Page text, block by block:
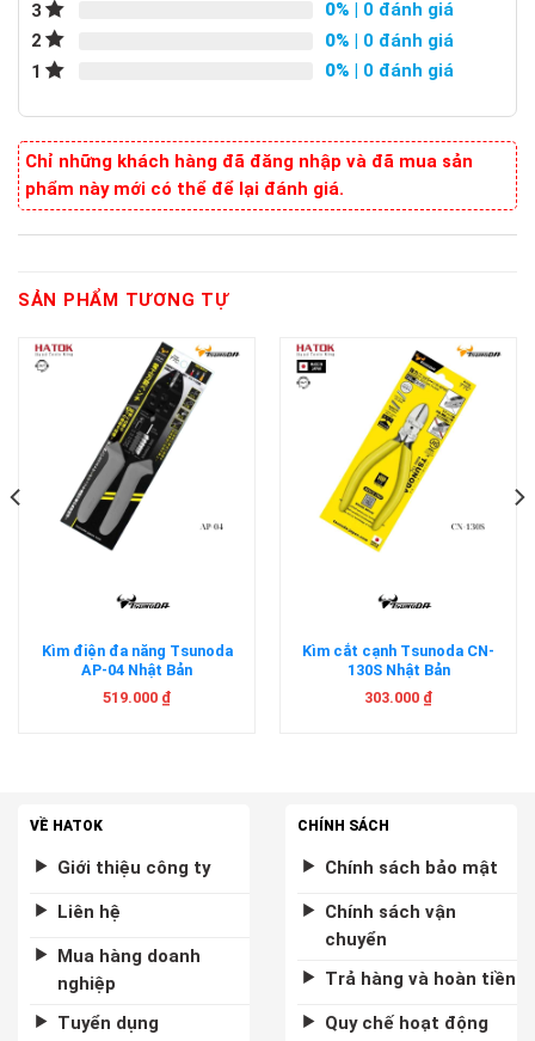
3
0% | 0 đánh giá
2
0% | 0 đánh giá
1
0% | 0 đánh giá
Chỉ những khách hàng đã đăng nhập và đã mua sản
phẩm này mới có thể để lại đánh giá.
SẢN PHẨM TƯƠNG TỰ
Kìm điện đa năng Tsunoda
AP-04 Nhật Bản
519.000 ₫
Kìm cắt cạnh Tsunoda CN-
130S Nhật Bản
303.000 ₫
VỀ HATOK
Giới thiệu công ty
Liên hệ
Mua hàng doanh
nghiệp
Tuyển dụng
CHÍNH SÁCH
Chính sách bảo mật
Chính sách vận
chuyển
Trả hàng và hoàn tiền
Quy chế hoạt động